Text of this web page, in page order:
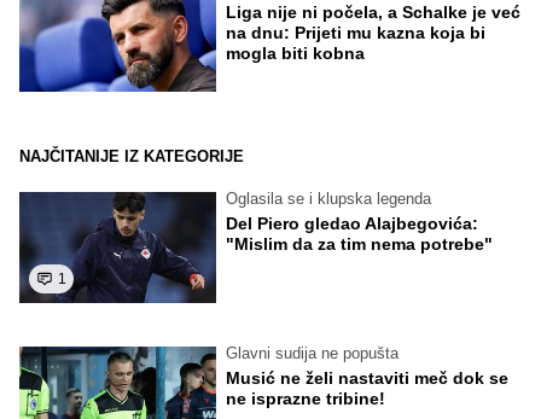
Liga nije ni počela, a Schalke je već
na dnu: Prijeti mu kazna koja bi
mogla biti kobna
NAJČITANIJE IZ KATEGORIJE
1
Oglasila se i klupska legenda
Del Piero gledao Alajbegovića:
"Mislim da za tim nema potrebe"
Glavni sudija ne popušta
Musić ne želi nastaviti meč dok se
ne isprazne tribine!